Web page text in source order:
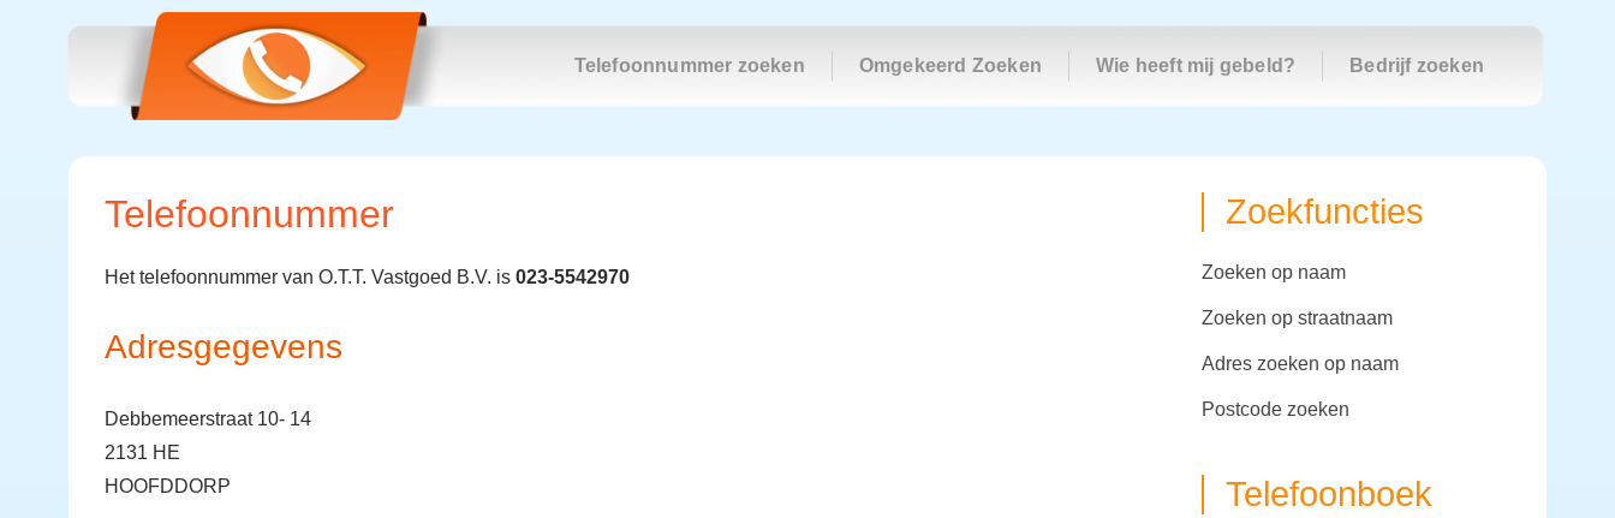
Telefoonnummer zoeken Omgekeerd Zoeken Wie heeft mij gebeld? Bedrijf zoeken
Telefoonnummer
Het telefoonnummer van O.T.T. Vastgoed B.V. is 023-5542970
Adresgegevens
Debbemeerstraat 10- 14
2131 HE
HOOFDDORP
Zoekfuncties
zoeken op naam
zoeken op straatnaam
adres zoeken op naam
postcode zoeken
Telefoonboek